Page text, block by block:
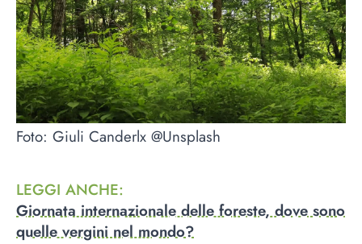
Foto: Giuli Canderlx @Unsplash
LEGGI ANCHE:
Giornata internazionale delle foreste, dove sono
quelle vergini nel mondo?